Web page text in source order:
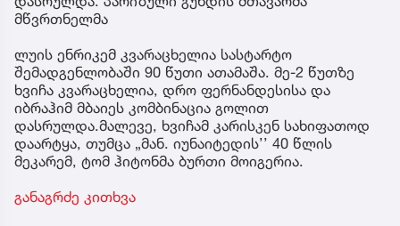
მწვრთნელმა
ლუის ენრიკემ კვარაცხელია სასტარტო
შემადგენლობაში 90 წუთი ათამაშა. მე-2 წუთზე
ხვიჩა კვარაცხელია, დრო ფერნანდესისა და
იბრაჰიმ მბაიეს კომბინაცია გოლით
დასრულდა.მალევე, ხვიჩამ კარისკენ სახიფათოდ
დაარტყა, თუმცა „მან. იუნაიტედის’’ 40 წლის
მეკარემ, ტომ ჰიტონმა ბურთი მოიგერია.
განაგრძე კითხვა